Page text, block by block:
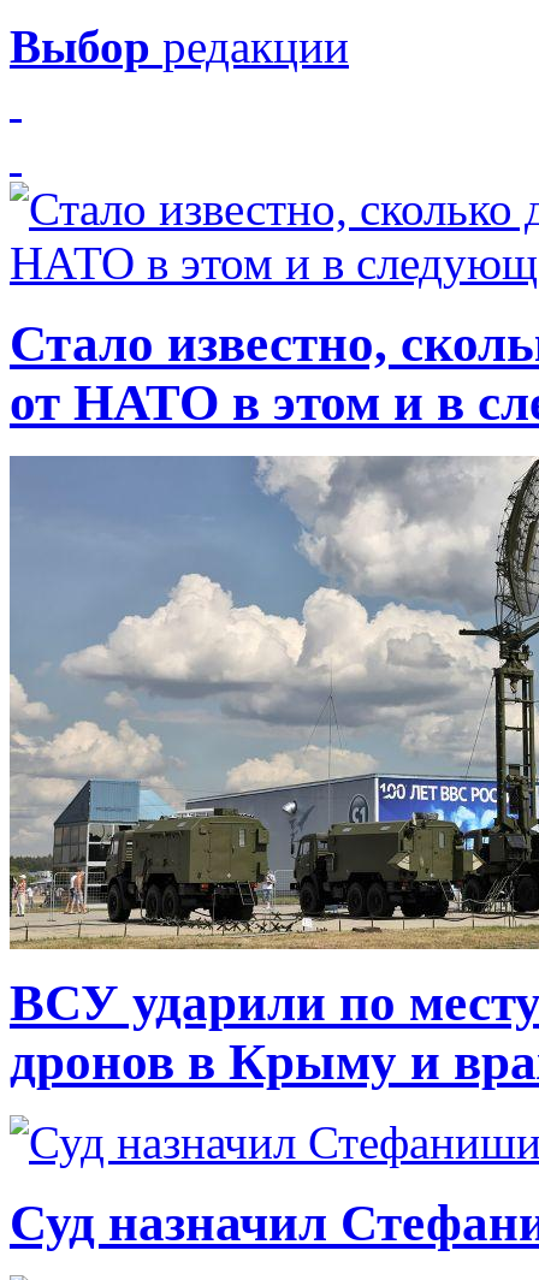
Выбор редакции
Стало известно,
от НАТО в этом и в
ВСУ ударили по
дронов в Крыму и
Суд назначил